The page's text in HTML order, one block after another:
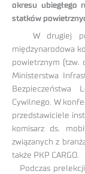
okresu ubiegłego
statków
W drugiej
międzynarodowa
powietrznym (tzw.
Ministerstwa
Bezpieczeństwa
Cywilnego. W
przedstawiciele
komisarz ds.
związanych z
także PKP CARGO.
Podczas prelekcji